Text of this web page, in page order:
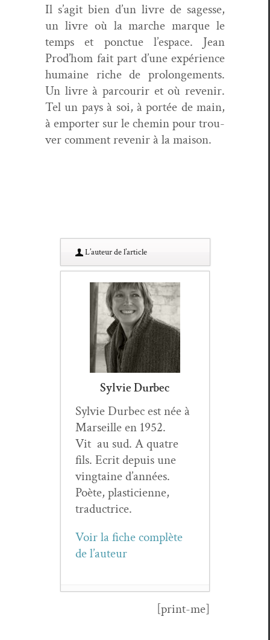
Il s’agit bien d’un livre de sagesse,
un livre où la marche mar­que le
temps et ponctue l’espace. Jean
Prod’hom fait part d’une expéri­ence
humaine riche de pro­longe­ments.
Un livre à par­courir et où revenir.
Tel un pays à soi, à portée de main,
à emporter sur le chemin pour trou­
ver com­ment revenir à la maison.
L’au­teur de l’article
Sylvie Durbec
Sylvie Durbec est née à
Mar­seille en 1952.
Vit au sud. A qua­tre
fils. Ecrit depuis une
ving­taine d’années.
Poète, plas­ti­ci­enne,
traductrice.
Voir la fiche com­plète
de l’auteur
Jean Prod’hom,
[print-me]